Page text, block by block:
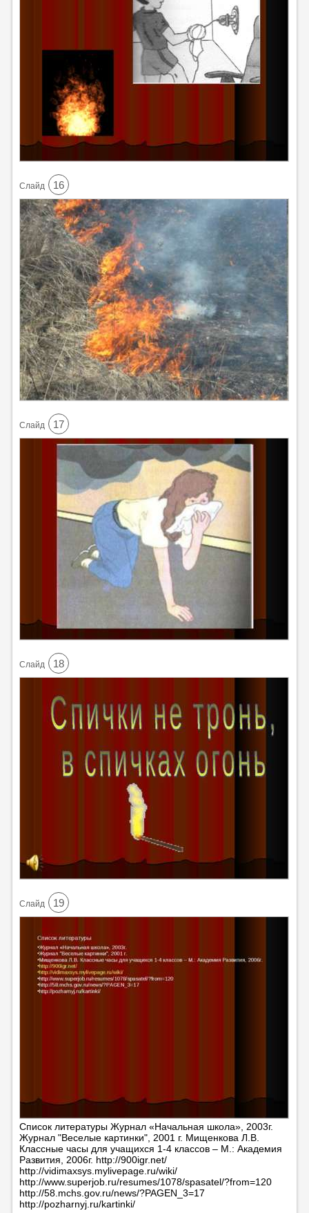
Cлайд 16
Cлайд 17
Cлайд 18
Cлайд 19
Список литературы Журнал «Начальная школа», 2003г.
Журнал "Веселые картинки", 2001 г. Мищенкова Л.В.
Классные часы для учащихся 1-4 классов – М.: Академия
Развития, 2006г. http://900igr.net/
http://vidimaxsys.mylivepage.ru/wiki/
http://www.superjob.ru/resumes/1078/spasatel/?from=120
http://58.mchs.gov.ru/news/?PAGEN_3=17
http://pozharnyj.ru/kartinki/